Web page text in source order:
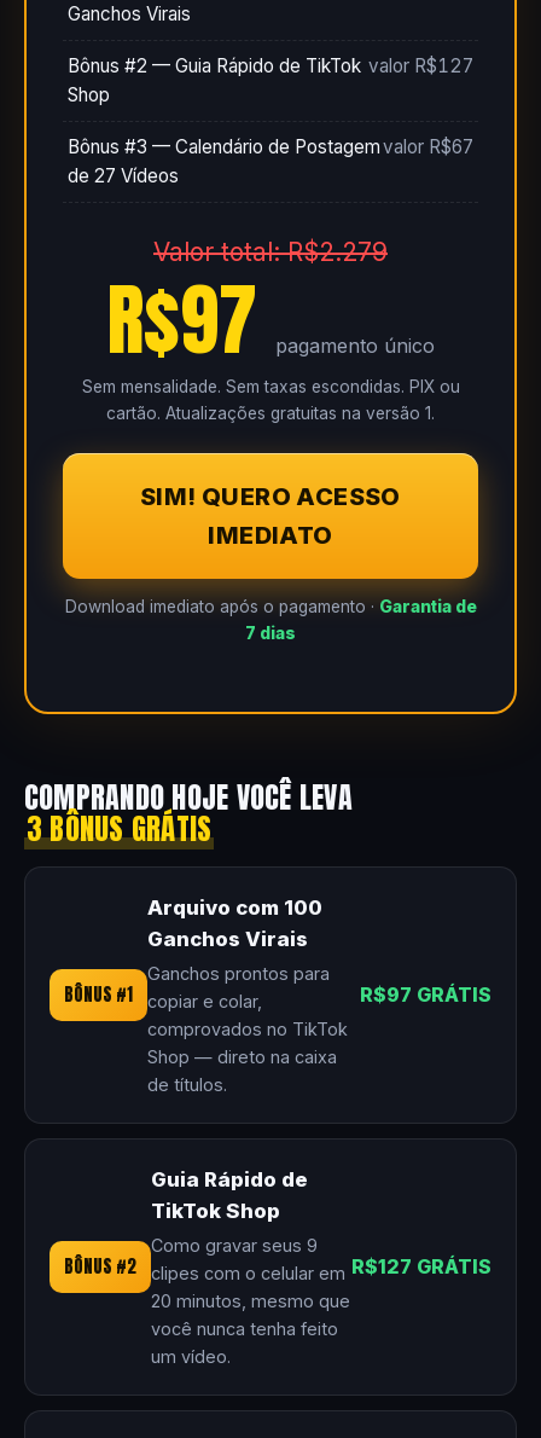
Ganchos Virais
Bônus #2 — Guia Rápido de TikTok
Shop
valor R$127
Bônus #3 — Calendário de Postagem
de 27 Vídeos
valor R$67
Valor total: R$2.279
R$97 pagamento único
Sem mensalidade. Sem taxas escondidas. PIX ou
cartão. Atualizações gratuitas na versão 1.
SIM! QUERO ACESSO
IMEDIATO
Download imediato após o pagamento · Garantia de
7 dias
COMPRANDO HOJE VOCÊ LEVA
3 BÔNUS GRÁTIS
BÔNUS #1
Arquivo com 100
Ganchos Virais
Ganchos prontos para
copiar e colar,
comprovados no TikTok
Shop — direto na caixa
de títulos.
R$97 GRÁTIS
BÔNUS #2
Guia Rápido de
TikTok Shop
Como gravar seus 9
clipes com o celular em
20 minutos, mesmo que
você nunca tenha feito
um vídeo.
R$127 GRÁTIS